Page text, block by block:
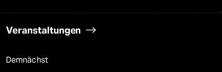
Veranstaltungen
Demnächst